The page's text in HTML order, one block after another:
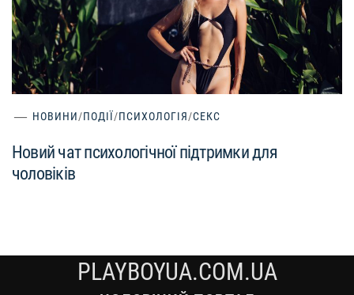
НОВИНИ/ПОДІЇ/ПСИХОЛОГІЯ/СЕКС
Новий чат психологічної підтримки для
чоловіків
PLAYBOYUA.COM.UA